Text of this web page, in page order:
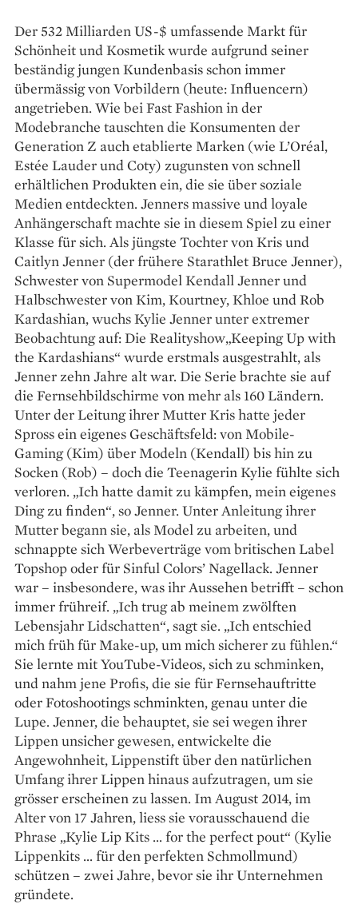
Der 532 Milliarden US-$ umfassende Markt für
Schönheit und Kosmetik wurde aufgrund seiner
beständig jungen Kundenbasis schon immer
übermässig von Vorbildern (heute: Influencern)
angetrieben. Wie bei Fast Fashion in der
Modebranche tauschten die Konsumenten der
Generation Z auch etablierte Marken (wie L’Oréal,
Estée Lauder und Coty) zugunsten von schnell
erhältlichen Produkten ein, die sie über soziale
Medien entdeckten. ­Jenners massive und loya­­le
Anhängerschaft machte sie in diesem Spiel zu einer
Klasse für sich. Als jüngste Tochter von Kris und
Caitlyn Jenner (der frühere Starathlet Bruce Jenner),
Schwester von Supermodel Kendall Jenner und
Halbschwester von Kim, Kourtney, Khloe und Rob
Karda­shian, wuchs Kylie Jenner unter extremer
Beobachtung auf: Die Reality­show„Keeping Up with
the Kardashians“ wurde erstmals ausgestrahlt, als
Jenner zehn Jahre alt war. Die Serie brachte sie auf
die Fernsehbildschirme von mehr als 160 Ländern.
Unter der Leitung ihrer Mutter Kris hatte jeder
Spross ein eigenes Geschäftsfeld: von Mobile-
Gaming (Kim) über Modeln (Kendall) bis hin zu
Socken (Rob) – doch die Teenagerin Kylie fühlte sich
verloren. „Ich hatte damit zu ­kämpfen, mein eigenes
Ding zu finden“, so Jenner. Unter Anleitung ihrer
Mutter begann sie, als Model zu arbeiten, und
schnappte sich Werbeverträge vom britischen Label
Topshop oder für Sinful Colors’ Nagellack. Jenner
war – insbesondere, was ihr Aussehen betrifft – schon
immer frühreif. „Ich trug ab meinem zwölften
Lebensjahr Lidschatten“, sagt sie. „Ich entschied
mich früh für Make-up, um mich sicherer zu fühlen.“
Sie lernte mit YouTube-Videos, sich zu schminken,
und nahm jene Profis, die sie für Fernsehauftritte
oder Fotoshootings schminkten, genau unter die
Lupe. Jen­ner, die behauptet, sie sei wegen ihrer
Lippen unsicher gewesen, entwickelte die
Angewohnheit, Lippenstift über den natürlichen
Umfang ihrer Lippen hinaus aufzutragen, um sie
grösser erscheinen zu lassen. Im August 2014, im
Alter von 17 ­Jahren, liess sie vorausschauend die
Phrase „Kylie Lip Kits … for the perfect pout“ (Kylie
Lippenkits ... für den perfekten Schmollmund)
schützen – zwei Jahre, bevor sie ihr Unternehmen
gründete.